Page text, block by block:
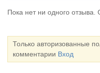
Пока нет ни одного отзыва.
Только авторизованные
комментарии Вход